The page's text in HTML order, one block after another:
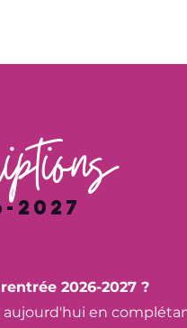
2027
2026-2027 ?
aujourd'hui en